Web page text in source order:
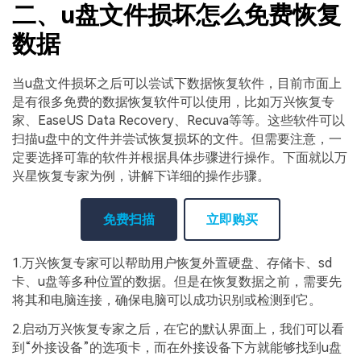
二、u盘文件损坏怎么免费恢复
数据
当u盘文件损坏之后可以尝试下数据恢复软件，目前市面上
是有很多免费的数据恢复软件可以使用，比如万兴恢复专
家、EaseUS Data Recovery、Recuva等等。这些软件可以
扫描u盘中的文件并尝试恢复损坏的文件。但需要注意，一
定要选择可靠的软件并根据具体步骤进行操作。下面就以万
兴星恢复专家为例，讲解下详细的操作步骤。
免费扫描 立即购买
1.万兴恢复专家可以帮助用户恢复外置硬盘、存储卡、sd
卡、u盘等多种位置的数据。但是在恢复数据之前，需要先
将其和电脑连接，确保电脑可以成功识别或检测到它。
2.启动万兴恢复专家之后，在它的默认界面上，我们可以看
到“外接设备”的选项卡，而在外接设备下方就能够找到u盘